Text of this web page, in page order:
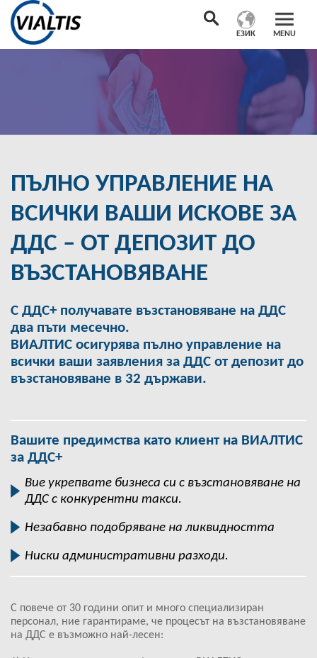
MENU
ЕЗИК
ПЪЛНО УПРАВЛЕНИЕ НА
ВСИЧКИ ВАШИ ИСКОВЕ ЗА
ДДС – ОТ ДЕПОЗИТ ДО
ВЪЗСТАНОВЯВАНЕ
С ДДС+ получавате възстановяване на ДДС
два пъти месечно.
ВИАЛТИС осигурява пълно управление на
всички ваши заявления за ДДС от депозит до
възстановяване в 32 държави.
Вашите предимства като клиент на ВИАЛТИС
за ДДС+
Вие укрепвате бизнеса си с възстановяване на
ДДС с конкурентни такси.
Незабавно подобряване на ликвидността
Ниски административни разходи.
С повече от 30 години опит и много специализиран
персонал, ние гарантираме, че процесът на възстановяване
на ДДС е възможно най-лесен: